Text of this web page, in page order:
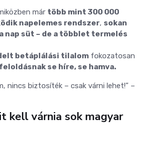
már több mint 300 000
napelemes rendszer, sokan
nap süt – de a többlet termelés
betáplálási tilalom fokozatosan
se híre, se hamva.
nincs biztosíték – csak várni lehet!” –
kell várnia sok magyar